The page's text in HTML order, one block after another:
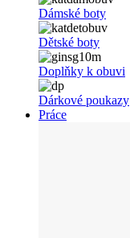
Dámské boty
Dětské boty
Doplňky k obuvi
Dárkové poukazy
Práce